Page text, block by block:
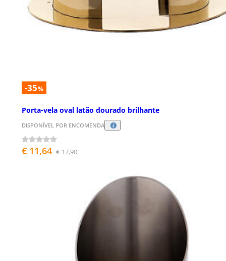
-35%
Porta-vela oval latão dourado brilhante
DISPONÍVEL POR ENCOMENDA
€ 11,64 € 17,90